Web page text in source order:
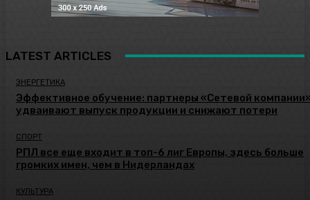
LATEST ARTICLES
ЭНЕРГЕТИКА
Эффективное обучение: партнеры «Сетевой
удваивают выпуск продукции и снижают потери
СПОРТ
РПЛ все еще входит в топ-6 лиг Европы, здесь больше
громких имен, чем в Нидерландах
КУЛЬТУРА